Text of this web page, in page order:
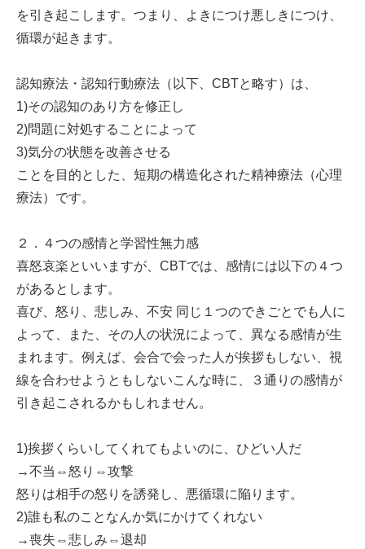
を引き起こします。つまり、よきにつけ悪しきにつけ、
循環が起きます。
認知療法・認知行動療法（以下、CBTと略す）は、
1)その認知のあり方を修正し
2)問題に対処することによって
3)気分の状態を改善させる
ことを目的とした、短期の構造化された精神療法（心理
療法）です。
２．４つの感情と学習性無力感
喜怒哀楽といいますが、CBTでは、感情には以下の４つ
があるとします。
喜び、怒り、悲しみ、不安 同じ１つのできごとでも人に
よって、また、その人の状況によって、異なる感情が生
まれます。例えば、会合で会った人が挨拶もしない、視
線を合わせようともしないこんな時に、３通りの感情が
引き起こされるかもしれません。
1)挨拶くらいしてくれてもよいのに、ひどい人だ
→不当⇔怒り⇔攻撃
怒りは相手の怒りを誘発し、悪循環に陥ります。
2)誰も私のことなんか気にかけてくれない
→喪失⇔悲しみ⇔退却